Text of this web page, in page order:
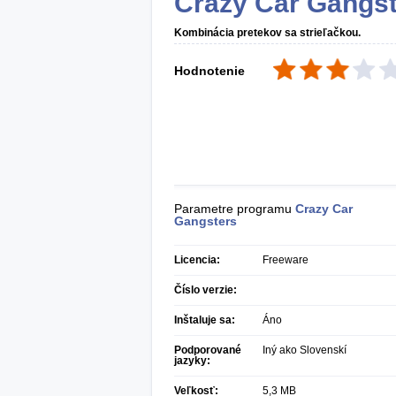
Kombinácia pretekov sa strieľačkou.
Hodnotenie
Parametre programu Crazy Car
Gangsters
Licencia: Freeware
Číslo verzie:
Inštaluje sa: Áno
Podporované
jazyky:
Iný ako Slovenskí
Veľkosť: 5,3 MB